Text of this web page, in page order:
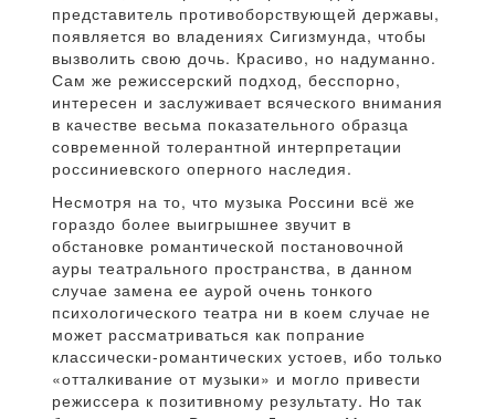
представитель противоборствующей державы,
появляется во владениях Сигизмунда, чтобы
вызволить свою дочь. Красиво, но надуманно.
Сам же режиссерский подход, бесспорно,
интересен и заслуживает всяческого внимания
в качестве весьма показательного образца
современной толерантной интерпретации
россиниевского оперного наследия.
Несмотря на то, что музыка Россини всё же
гораздо более выигрышнее звучит в
обстановке романтической постановочной
ауры театрального пространства, в данном
случае замена ее аурой очень тонкого
психологического театра ни в коем случае не
может рассматриваться как попрание
классически-романтических устоев, ибо только
«отталкивание от музыки» и могло привести
режиссера к позитивному результату. Но так